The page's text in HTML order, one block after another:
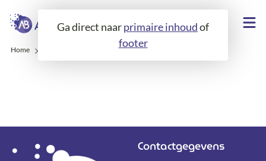
Ga direct naarprimaire inhoudof
footer
Home
Contactgegevens